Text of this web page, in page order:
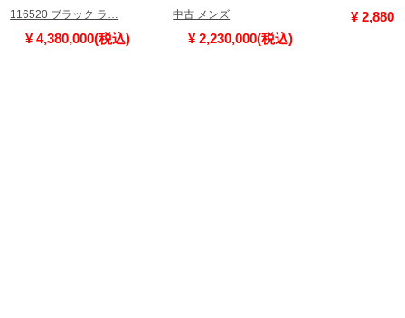
116520 ブラック ラ…
¥ 4,380,000(税込)
中古 メンズ
¥ 2,230,000(税込)
¥